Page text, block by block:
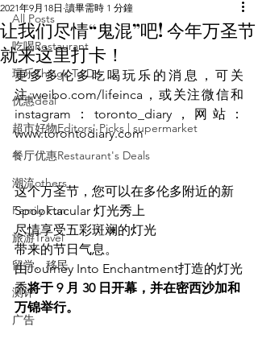
All Posts
吃喝Restaurant
玩乐Things To Do
优惠deal
超市好物Editors' Picks | supermarket
餐厅优惠Restaurant's Deals
潮流others
Family Fun
旅游Travel
留学、移民
测评
广告
让我们尽情“鬼混”吧! 今年万圣节
就来这里打卡！
2021年9月18日 讀畢需時 1 分鐘
更多多伦多吃喝玩乐的消息，可关
注:weibo.com/lifeinca，或关注微信和
instagram：toronto_diary，网站：
www.torontodiary.com
这个万圣节，您可以在多伦多附近的新
Spooktacular 灯光秀上
尽情享受五彩斑斓的灯光
带来的节日气息。
由Journey Into Enchantment打造的灯光
秀将于 9 月 30 日开幕，并在密西沙加和
万锦举行。